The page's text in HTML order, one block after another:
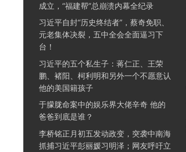
成立，“福建帮”总崩溃内幕全纪录
习近平自封“历史终结者”，蔡奇免职、
元老集体决裂，五中全会全面逼习下
台！
习近平的五个私生子：蒋仁正、王荣
鹏、褚阳、柯利明和另外一个不愿意认
他的美国籍孩子
于朦胧命案中的娱乐界大佬辛奇 他的
爸爸到底是谁？
李桥铭正月初五发动政变，突袭中南海
抓捕习近平彭丽媛习明泽；网友呼吁立